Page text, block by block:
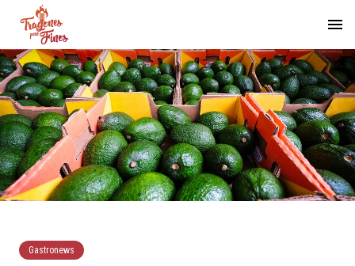
Gastronews